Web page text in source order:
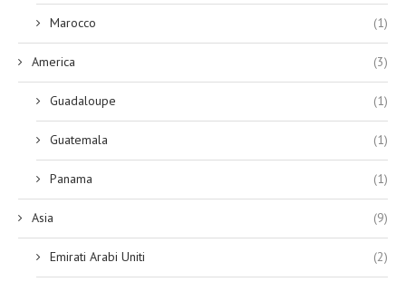
Marocco (1)
America (3)
Guadaloupe (1)
Guatemala (1)
Panama (1)
Asia (9)
Emirati Arabi Uniti (2)